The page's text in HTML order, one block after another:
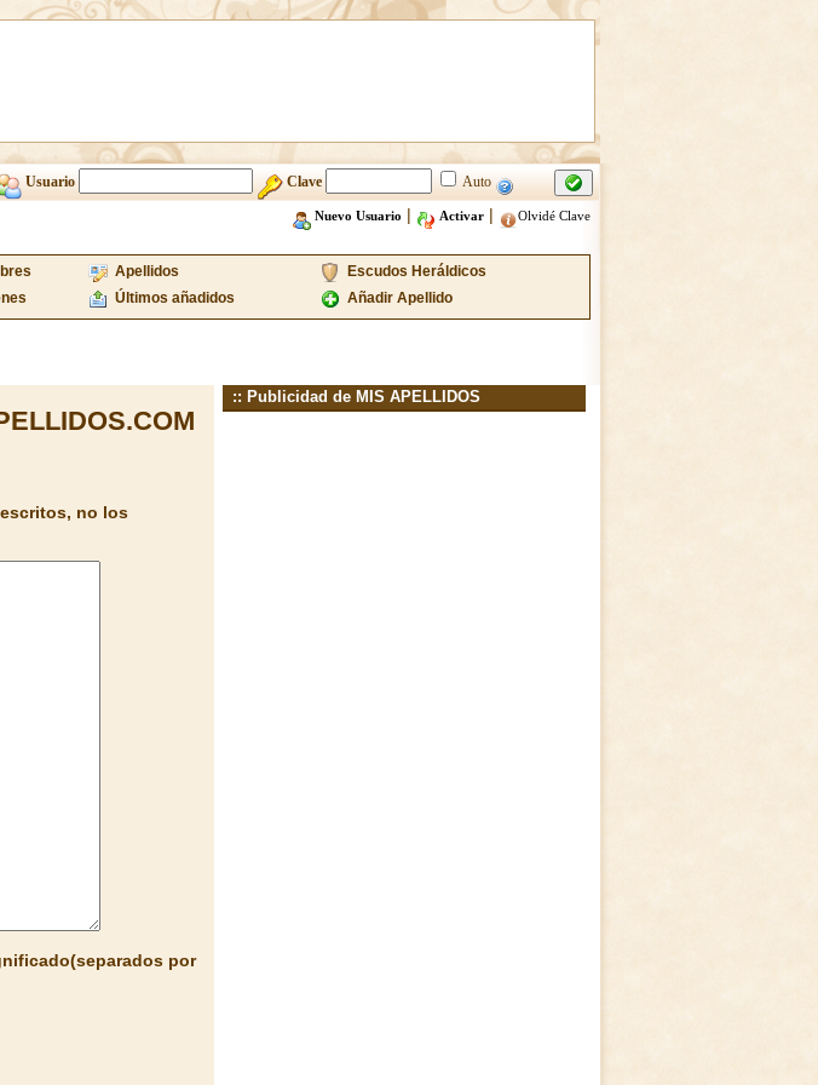
Usuario Clave Auto
Nuevo Usuario | Activar| Olvidé Clave
Apellidos
Escudos Heráldicos
Últimos añadidos Añadir Apellido
no los
por
:: Publicidad de MIS APELLIDOS